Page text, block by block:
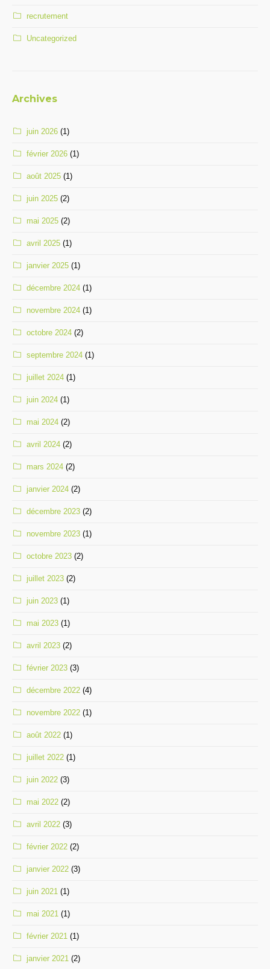
recrutement
Uncategorized
Archives
juin 2026 (1)
février 2026 (1)
août 2025 (1)
juin 2025 (2)
mai 2025 (2)
avril 2025 (1)
janvier 2025 (1)
décembre 2024 (1)
novembre 2024 (1)
octobre 2024 (2)
septembre 2024 (1)
juillet 2024 (1)
juin 2024 (1)
mai 2024 (2)
avril 2024 (2)
mars 2024 (2)
janvier 2024 (2)
décembre 2023 (2)
novembre 2023 (1)
octobre 2023 (2)
juillet 2023 (2)
juin 2023 (1)
mai 2023 (1)
avril 2023 (2)
février 2023 (3)
décembre 2022 (4)
novembre 2022 (1)
août 2022 (1)
juillet 2022 (1)
juin 2022 (3)
mai 2022 (2)
avril 2022 (3)
février 2022 (2)
janvier 2022 (3)
juin 2021 (1)
mai 2021 (1)
février 2021 (1)
janvier 2021 (2)